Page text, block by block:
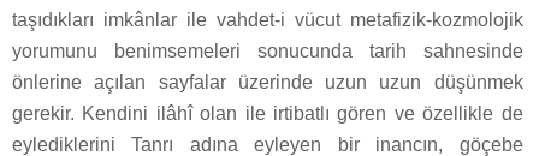
taşıdıkları imkânlar ile vahdet-i vücut metafizik-kozmolojik
yorumunu benimsemeleri sonucunda tarih sahnesinde
önlerine açılan sayfalar üzerinde uzun uzun düşünmek
gerekir. Kendini ilâhî olan ile irtibatlı gören ve özellikle de
eylediklerini Tanrı adına eyleyen bir inancın, göçebe